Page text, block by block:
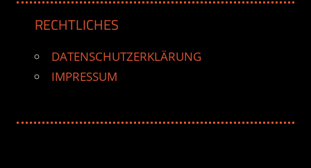
RECHTLICHES
DATENSCHUTZERKLÄRUNG
IMPRESSUM